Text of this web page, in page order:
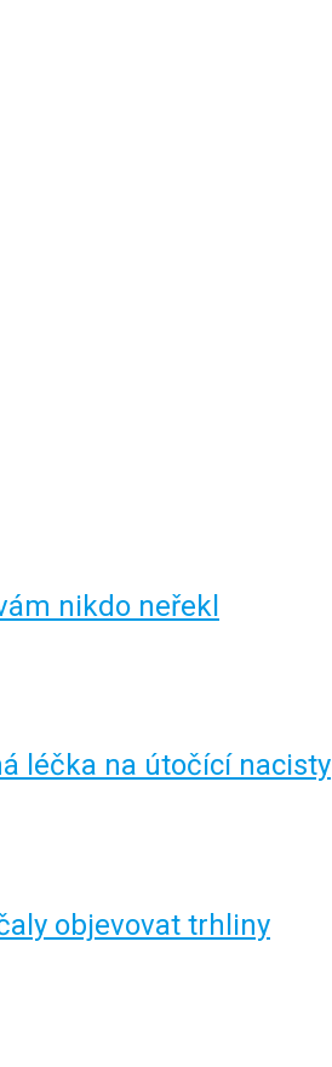
nikdo neřekl
léčka na útočící nacisty
objevovat trhliny